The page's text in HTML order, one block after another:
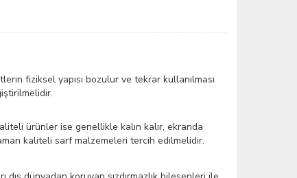
fiziksel yapısı bozulur ve tekrar kullanılması
ürünler ise genellikle kalın kalır, ekranda
kaliteli sarf malzemeleri tercih edilmelidir.